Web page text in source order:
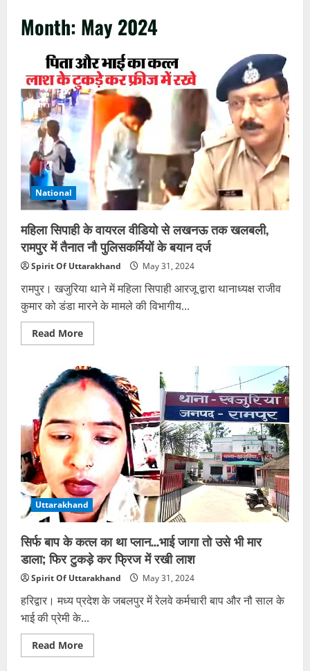
Month: May 2024
National
महिला सिपाही के वायरल वीडियो से लखनऊ तक खलबली,
रामपुर में तैनात नौ पुलिसकर्मियों के बयान दर्ज
Spirit Of Uttarakhand May 31, 2024
रामपुर। खजुरिया थाने में महिला सिपाही आरजू द्वारा थानाध्यक्ष राजीव
कुमार को डंडा मारने के मामले की विभागीय...
Read MoreRead
more
सिपाही
के
वायरल
वीडियो
लखनऊ
तक
खलबली,
रामपुर
में
तैनात
नौ
पुलिसकर्मियों
के
बयान
दर्ज
Uttarakhand
सिर्फ बाप के कत्ल का था प्लान…भाई जागा तो उसे भी मार
डाला; फिर टुकड़े कर फ्रिज में रखी लाश
Spirit Of Uttarakhand May 31, 2024
हरिद्वार। मध्य प्रदेश के जबलपुर में रेलवे कर्मचारी बाप और नौ साल के
भाई की प्रेमी के...
Read MoreRead
more